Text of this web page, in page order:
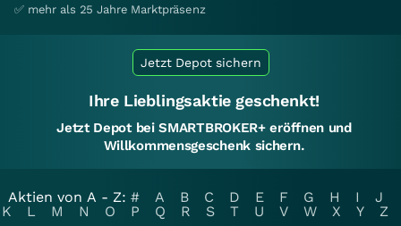
✅ mehr als 25 Jahre Marktpräsenz
Jetzt Depot sichern
Ihre Lieblingsaktie geschenkt!
Jetzt Depot bei SMARTBROKER+ eröffnen und
Willkommensgeschenk sichern.
Aktien von A - Z: # A B C D E F G H I
J
K
L M N O P Q R S T U V W X Y
Z